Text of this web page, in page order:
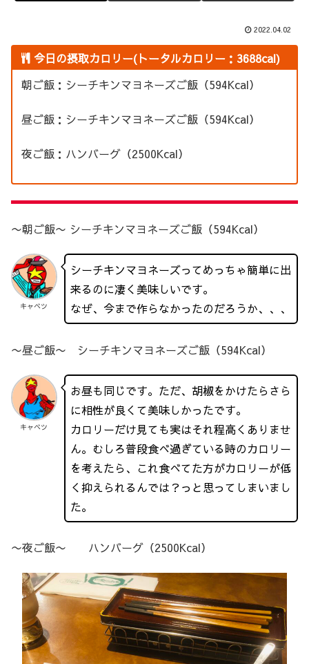
2022.04.02
今日の摂取カロリー(トータルカロリー：3688cal)
朝ご飯：シーチキンマヨネーズご飯（594Kcal）
昼ご飯：シーチキンマヨネーズご飯（594Kcal）
夜ご飯：ハンバーグ（2500Kcal）
〜朝ご飯〜 シーチキンマヨネーズご飯（594Kcal）
キャベツ
シーチキンマヨネーズってめっちゃ簡単に出
来るのに凄く美味しいです。
なぜ、今まで作らなかったのだろうか、、、
〜昼ご飯〜 シーチキンマヨネーズご飯（594Kcal）
キャベツ
お昼も同じです。ただ、胡椒をかけたらさら
に相性が良くて美味しかったです。
カロリーだけ見ても実はそれ程高くありませ
ん。むしろ普段食べ過ぎている時のカロリー
を考えたら、これ食べてた方がカロリーが低
く抑えられるんでは？っと思ってしまいまし
た。
〜夜ご飯〜 ハンバーグ（2500Kcal）